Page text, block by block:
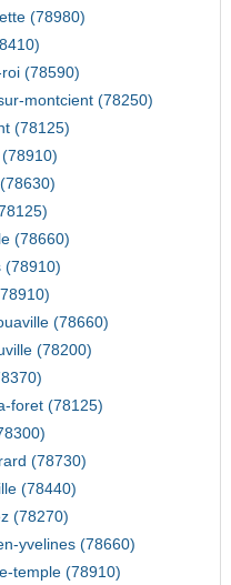
(78980)
(78590)
montcient (78250)
(78125)
(78660)
(78910)
(78660)
(78200)
foret (78125)
(78730)
(78440)
(78270)
yvelines (78660)
temple (78910)